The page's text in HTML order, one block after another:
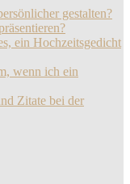
gestalten?
ein Hochzeitsgedicht
wenn ich ein
Zitate bei der